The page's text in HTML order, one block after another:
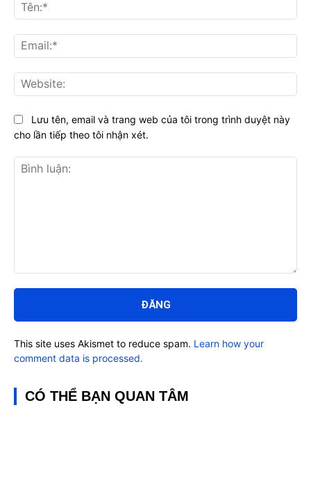
luận:
Lưu tên, email và trang web của tôi trong trình duyệt này
cho lần tiếp theo tôi nhận xét.
This site uses Akismet to reduce spam. Learn how your
comment data is processed.
CÓ THỂ BẠN QUAN TÂM